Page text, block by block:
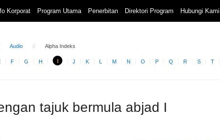
Korporat Program Utama Penerbitan Direktori Program Hubungi Kami
Audio Alpha Indeks
F G H I J K L M N O P Q R S T
tajuk bermula abjad I